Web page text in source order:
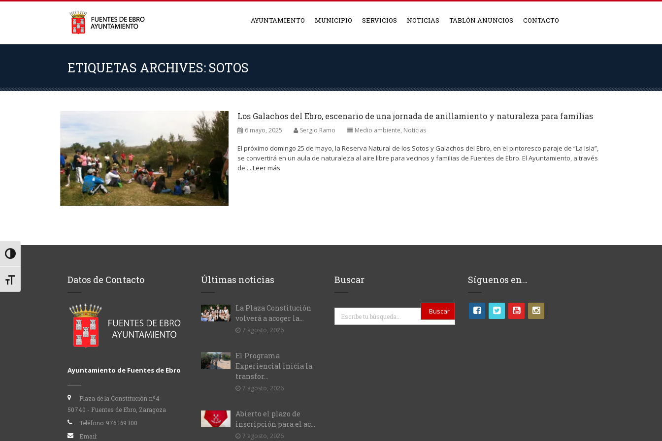
Alternar alto contraste
Alternar tamaño de letra
AYUNTAMIENTO MUNICIPIO SERVICIOS NOTICIAS TABLÓN ANUNCIOS CONTACTO
ETIQUETAS ARCHIVES: SOTOS
Los Galachos del Ebro, escenario de una jornada de anillamiento y naturaleza para familias
6 mayo, 2025 Sergio Ramo Medio ambiente, Noticias
El próximo domingo 25 de mayo, la Reserva Natural de los Sotos y Galachos del Ebro, en el pintoresco paraje de “La Isla”,
se convertirá en un aula de naturaleza al aire libre para vecinos y familias de Fuentes de Ebro. El Ayuntamiento, a través
de ... Leer más
Datos de Contacto
Ayuntamiento de Fuentes de Ebro
Plaza de la Constitución nº4
50740 - Fuentes de Ebro, Zaragoza
Teléfono: 976 169 100
Email:
Últimas noticias
La Plaza Constitución
volverá a acoger la...
7 agosto, 2026
El Programa
Experiencial inicia la
transfor...
7 agosto, 2026
Abierto el plazo de
inscripción para el ac...
7 agosto, 2026
Buscar
Buscar
Síguenos en…